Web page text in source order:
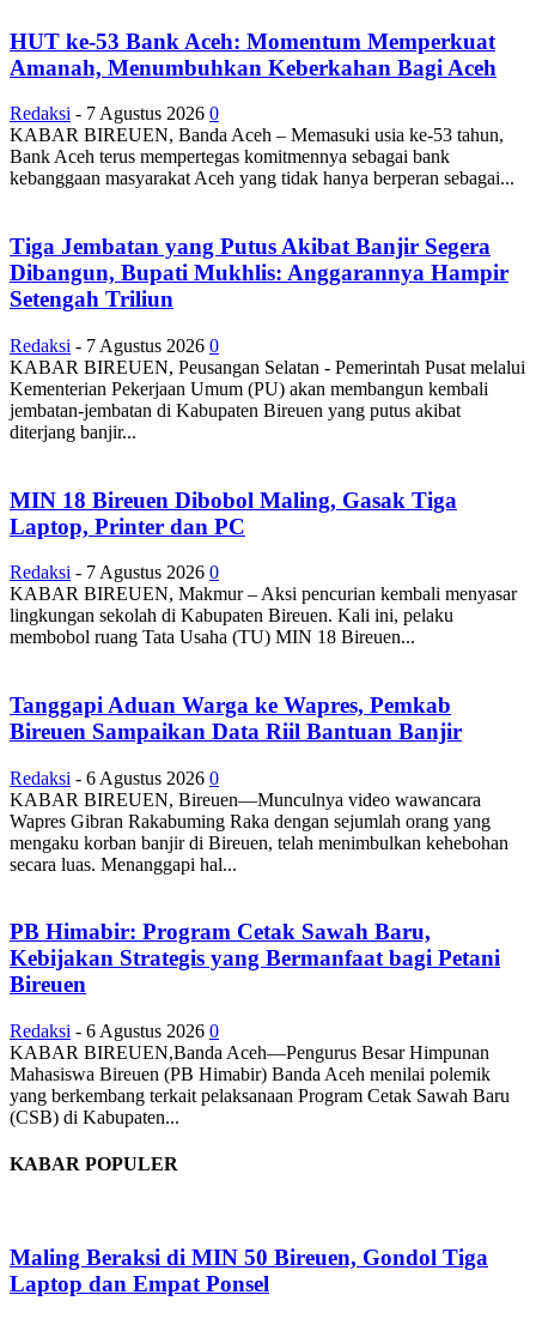
HUT ke-53 Bank Aceh: Momentum Memperkuat
Amanah, Menumbuhkan Keberkahan Bagi Aceh
Redaksi - 7 Agustus 2026 0
KABAR BIREUEN, Banda Aceh – Memasuki usia ke-53 tahun,
Bank Aceh terus mempertegas komitmennya sebagai bank
kebanggaan masyarakat Aceh yang tidak hanya berperan sebagai...
Tiga Jembatan yang Putus Akibat Banjir Segera
Dibangun, Bupati Mukhlis: Anggarannya Hampir
Setengah Triliun
Redaksi - 7 Agustus 2026 0
KABAR BIREUEN, Peusangan Selatan - Pemerintah Pusat melalui
Kementerian Pekerjaan Umum (PU) akan membangun kembali
jembatan-jembatan di Kabupaten Bireuen yang putus akibat
diterjang banjir...
MIN 18 Bireuen Dibobol Maling, Gasak Tiga
Laptop, Printer dan PC
Redaksi - 7 Agustus 2026 0
KABAR BIREUEN, Makmur – Aksi pencurian kembali menyasar
lingkungan sekolah di Kabupaten Bireuen. Kali ini, pelaku
membobol ruang Tata Usaha (TU) MIN 18 Bireuen...
Tanggapi Aduan Warga ke Wapres, Pemkab
Bireuen Sampaikan Data Riil Bantuan Banjir
Redaksi - 6 Agustus 2026 0
KABAR BIREUEN, Bireuen—Munculnya video wawancara
Wapres Gibran Rakabuming Raka dengan sejumlah orang yang
mengaku korban banjir di Bireuen, telah menimbulkan kehebohan
secara luas. Menanggapi hal...
PB Himabir: Program Cetak Sawah Baru,
Kebijakan Strategis yang Bermanfaat bagi Petani
Bireuen
Redaksi - 6 Agustus 2026 0
KABAR BIREUEN,Banda Aceh—Pengurus Besar Himpunan
Mahasiswa Bireuen (PB Himabir) Banda Aceh menilai polemik
yang berkembang terkait pelaksanaan Program Cetak Sawah Baru
(CSB) di Kabupaten...
KABAR POPULER
Maling Beraksi di MIN 50 Bireuen, Gondol Tiga
Laptop dan Empat Ponsel